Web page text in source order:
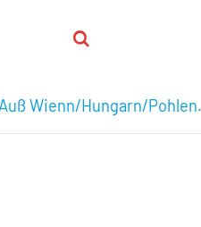
Wienn/Hungarn/Pohlen.